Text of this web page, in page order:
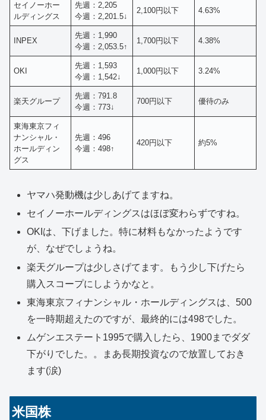
セイノーホー
ルディングス
先週：2,205
今週：2,201.5↓
2,100円以下 4.63%
INPEX
先週：1,990
今週：2,053.5↑
1,700円以下 4.38%
OKI
先週：1,593
今週：1,542↓
1,000円以下 3.24%
楽天グループ
先週：791.8
今週：773↓
700円以下 優待のみ
東海東京フィ
ナンシャル・
ホールディン
グス
先週：496
今週：498↑
420円以下 約5%
ヤマハ発動機は少しあげてますね。
セイノーホールディングスはほぼ変わらずですね。
OKIは、下げました。特に材料もなかったようです
が、なぜでしょうね。
楽天グループは少しさげてます。もう少し下げたら
購入スコープにしようかなと。
東海東京フィナンシャル・ホールディングスは、500
を一時期超えたのですが、最終的には498でした。
ムゲンエステート1995で購入したら、1900までダダ
下がりでした。。まあ長期投資なので放置しておき
ます(涙)
米国株